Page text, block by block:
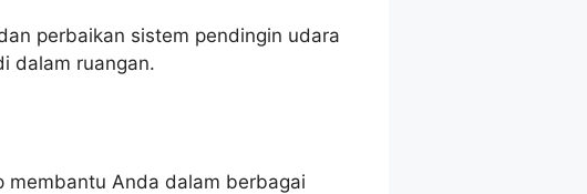
perbaikan sistem pendingin udara
dalam ruangan.
membantu Anda dalam berbagai